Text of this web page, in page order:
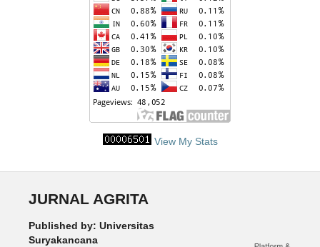
View My Stats
JURNAL AGRITA
Published by: Universitas
Suryakancana